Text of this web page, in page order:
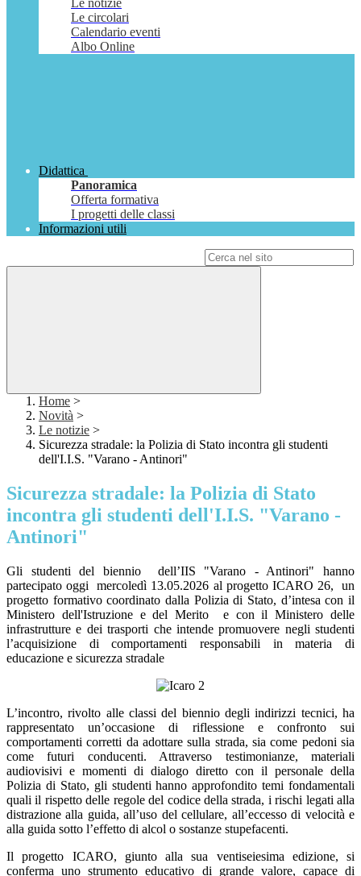
Le notizie
Le circolari
Calendario eventi
Albo Online
Didattica
Panoramica
Offerta formativa
I progetti delle classi
Informazioni utili
Home >
Novità >
Le notizie >
Sicurezza stradale: la Polizia di Stato incontra gli studenti
dell'I.I.S. "Varano - Antinori"
Sicurezza stradale: la Polizia di Stato
incontra gli studenti dell'I.I.S. "Varano -
Antinori"
Gli studenti del biennio dell’IIS "Varano - Antinori" hanno
partecipato oggi mercoledì 13.05.2026 al progetto ICARO 26,
un
progetto formativo coordinato dalla Polizia di Stato, d’intesa con il
Ministero dell'Istruzione e del Merito e con il Ministero delle
infrastrutture e dei trasporti che intende promuovere negli studenti
l’acquisizione di comportamenti responsabili in materia di
educazione e sicurezza stradale
L’incontro, rivolto alle classi del biennio degli indirizzi tecnici, ha
rappresentato un’occasione di riflessione e confronto sui
comportamenti corretti da adottare sulla strada, sia come pedoni sia
come futuri conducenti. Attraverso testimonianze, materiali
audiovisivi e momenti di dialogo diretto con il personale della
Polizia di Stato, gli studenti hanno approfondito temi fondamentali
quali il rispetto delle regole del codice della strada, i rischi legati alla
distrazione alla guida, all’uso del cellulare, all’eccesso di velocità e
alla guida sotto l’effetto di alcol o sostanze stupefacenti.
Il progetto ICARO, giunto alla sua ventiseiesima edizione, si
conferma uno strumento educativo di grande valore, capace di